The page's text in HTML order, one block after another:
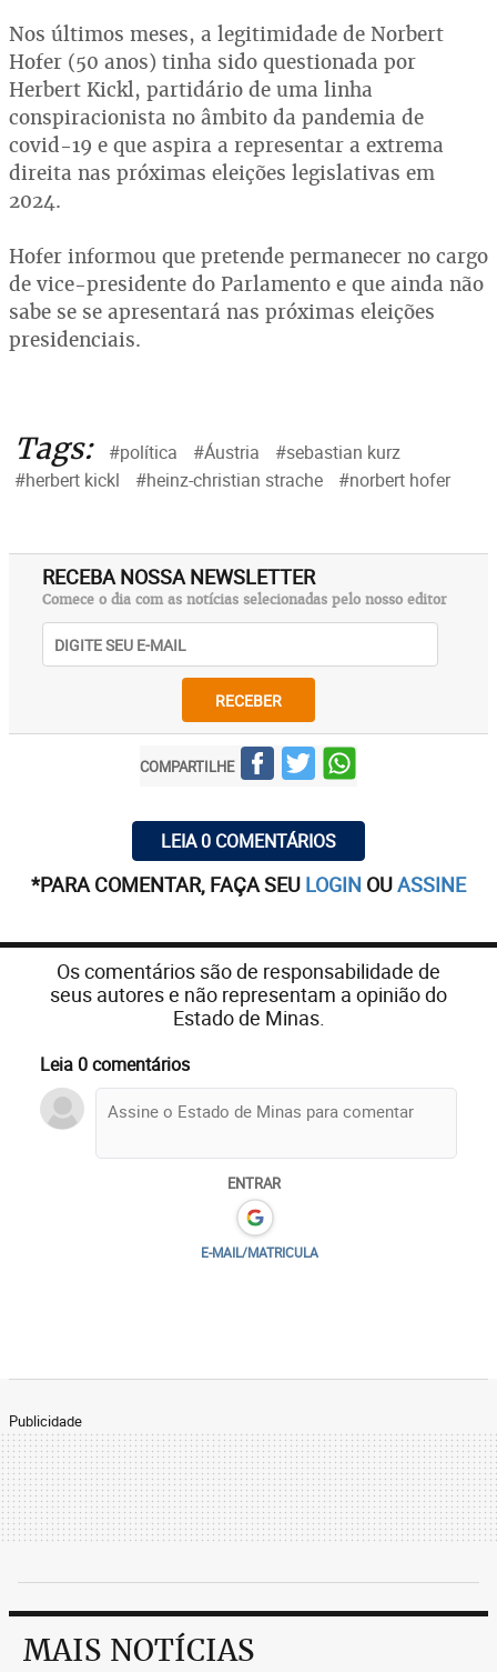
Nos últimos meses, a legitimidade de Norbert
Hofer (50 anos) tinha sido questionada por
Herbert Kickl, partidário de uma linha
conspiracionista no âmbito da pandemia de
covid-19 e que aspira a representar a extrema
direita nas próximas eleições legislativas em
2024.
Hofer informou que pretende permanecer no cargo
de vice-presidente do Parlamento e que ainda não
sabe se se apresentará nas próximas eleições
presidenciais.
Tags: #política #Áustria
#sebastian kurz
#herbert kickl
#heinz-christian strache #norbert hofer
RECEBA NOSSA NEWSLETTER
Comece o dia com as notícias selecionadas pelo nosso editor
RECEBER
COMPARTILHE
LEIA 0 COMENTÁRIOS
*PARA COMENTAR, FAÇA SEU LOGIN OUASSINE
Os comentários são de responsabilidade de
seus autores e não representam a opinião do
Estado de Minas.
Leia 0 comentários
ENTRAR
E-MAIL/MATRICULA
Publicidade
MAIS NOTÍCIAS